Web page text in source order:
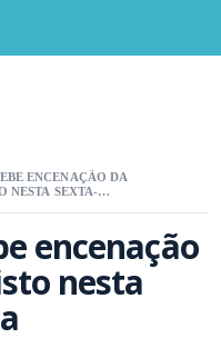
ENCENAÇÃO DA
NESTA SEXTA-
encenação
nesta